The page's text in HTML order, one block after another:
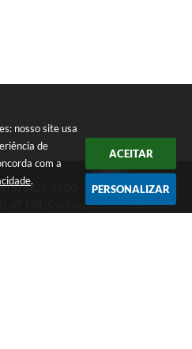
nosso site usa
de
com a
.
ACEITAR
PERSONALIZAR
3826-7800
nº 394, Centro | CEP: 13280-091